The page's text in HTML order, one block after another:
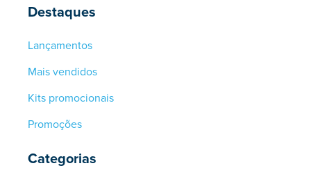
Destaques
Lançamentos
Mais vendidos
Kits promocionais
Promoções
Categorias